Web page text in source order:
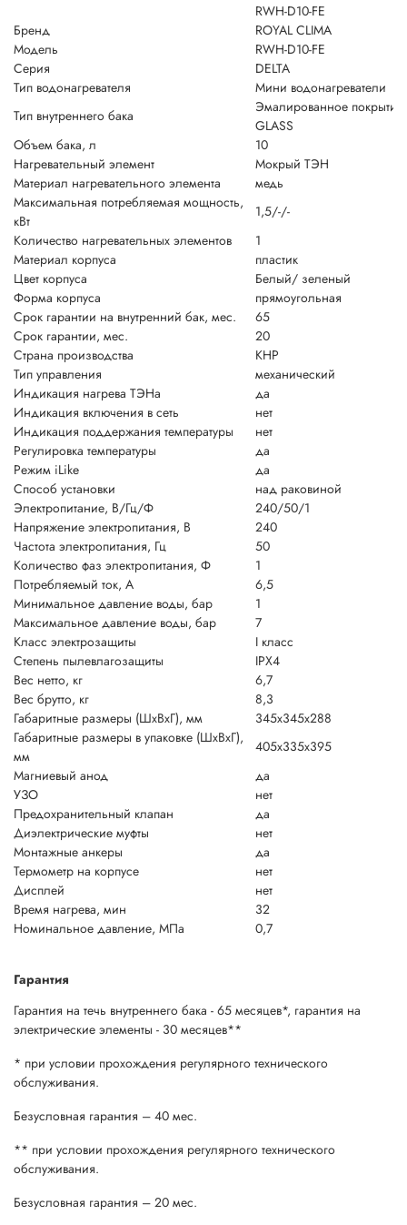
RWH-D10-FE
Бренд
ROYAL CLIMA
Модель
RWH-D10-FE
Серия
DELTA
Тип водонагревателя
Мини водонагреватели
Тип внутреннего бака
Эмалированное покрытие
GLASS
Объем бака, л
10
Нагревательный элемент
Мокрый ТЭН
Материал нагревательного элемента
медь
Максимальная потребляемая мощность,
кВт
1,5/-/-
Количество нагревательных элементов
1
Материал корпуса
пластик
Цвет корпуса
Белый/ зеленый
Форма корпуса
прямоугольная
Срок гарантии на внутренний бак, мес.
65
Срок гарантии, мес.
20
Страна производства
КНР
Тип управления
механический
Индикация нагрева ТЭНа
да
Индикация включения в сеть
нет
Индикация поддержания температуры
нет
Регулировка температуры
да
Режим iLike
да
Способ установки
над раковиной
Электропитание, В/Гц/Ф
240/50/1
Напряжение электропитания, В
240
Частота электропитания, Гц
50
Количество фаз электропитания, Ф
1
Потребляемый ток, А
6,5
Минимальное давление воды, бар
1
Максимальное давление воды, бар
7
Класс электрозащиты
I класс
Степень пылевлагозащиты
IPX4
Вес нетто, кг
6,7
Вес брутто, кг
8,3
Габаритные размеры (ШxВxГ), мм
345x345x288
Габаритные размеры в упаковке (ШxВxГ),
мм
405x335x395
Магниевый анод
да
УЗО
нет
Предохранительный клапан
да
Диэлектрические муфты
нет
Монтажные анкеры
да
Термометр на корпусе
нет
Дисплей
нет
Время нагрева, мин
32
Номинальное давление, МПа
0,7
Гарантия
Гарантия на течь внутреннего бака - 65 месяцев*, гарантия на
электрические элементы - 30 месяцев**
* при условии прохождения регулярного технического
обслуживания.
Безусловная гарантия – 40 мес.
** при условии прохождения регулярного технического
обслуживания.
Безусловная гарантия – 20 мес.